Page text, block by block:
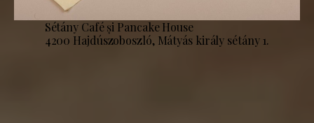
Sétány Café și Pancake House
4200 Hajdúszoboszló, Mátyás király sétány 1.